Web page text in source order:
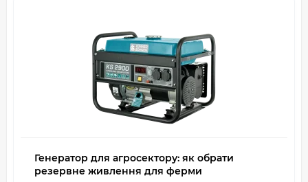
Генератор для агросектору: як обрати
резервне живлення для ферми